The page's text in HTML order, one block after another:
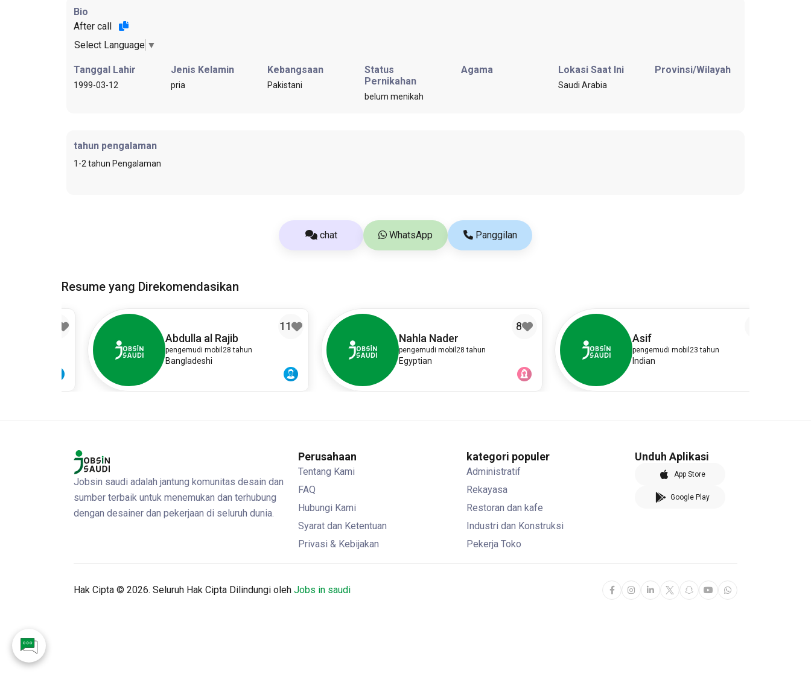
Bio
After call
Select Language ▼
Tanggal Lahir
1999-03-12
Jenis Kelamin
pria
Kebangsaan
Pakistani
Status
Pernikahan
belum menikah
Agama Lokasi Saat Ini
Saudi Arabia
Provinsi/Wilayah
tahun pengalaman
1-2 tahun Pengalaman
chat WhatsApp Panggilan
Resume yang Direkomendasikan
Abdulla al Rajib
pengemudi mobil28 tahun
Bangladeshi
Nahla Nader
pengemudi mobil28 tahun
Egyptian
pengemudi mobil23 tahun
Indian
Jobsin saudi adalah jantung komunitas desain dan
sumber terbaik untuk menemukan dan terhubung
dengan desainer dan pekerjaan di seluruh dunia.
Perusahaan
Tentang Kami
FAQ
Hubungi Kami
Syarat dan Ketentuan
Privasi & Kebijakan
kategori populer
Administratif
Rekayasa
Restoran dan kafe
Industri dan Konstruksi
Pekerja Toko
Unduh Aplikasi
App Store
Google Play
Hak Cipta © 2026. Seluruh Hak Cipta Dilindungi oleh Jobs in saudi